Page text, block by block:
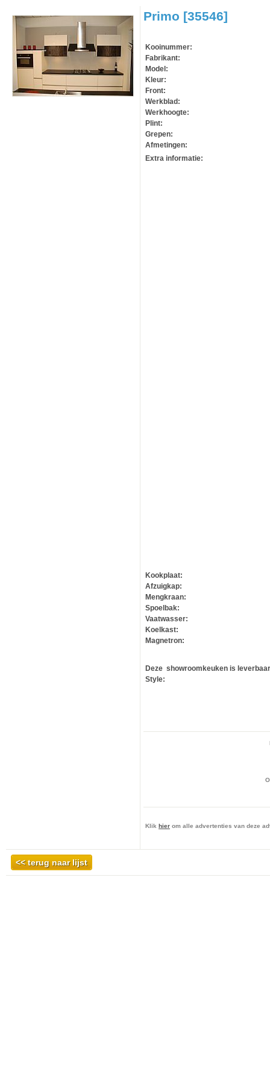
Primo [35546]
Kooinummer:
Fabrikant:
Model:
Kleur:
Front:
Werkblad:
Werkhoogte:
Plint:
Grepen:
Afmetingen:
Extra informatie:
Kookplaat:
Afzuigkap:
Mengkraan:
Spoelbak:
Vaatwasser:
Koelkast:
Magnetron:
Deze showroomkeuken is leverbaar
Style:
Klik hier om alle advertenties van deze